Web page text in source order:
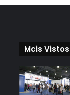
Mais Vistos